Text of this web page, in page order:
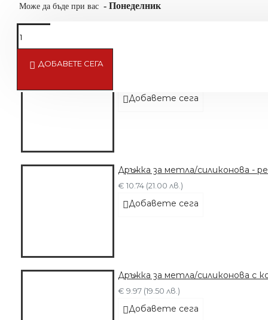
Може да бъде при вас - Понеделник
ДОБАВЕТЕ СЕГА
Добавете сега
Дръжка за метла/силиконова -
€ 10.74 (21.00 лв.)
Добавете сега
Дръжка за метла/силиконова с
€ 9.97 (19.50 лв.)
Добавете сега